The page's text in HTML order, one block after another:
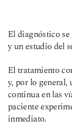
El diagnóstico
y un estudio del
El tratamiento
y, por lo general,
continua en las
paciente
inmediato.